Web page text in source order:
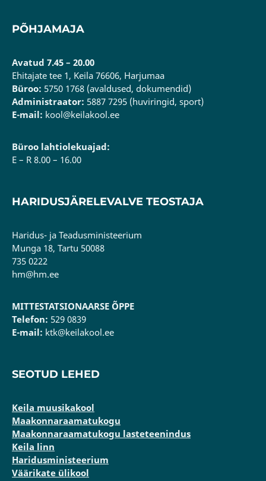
PÕHJAMAJA
Avatud 7.45 – 20.00
Ehitajate tee 1, Keila 76606, Harjumaa
Büroo: 5750 1768 (avaldused, dokumendid)
Administraator: 5887 7295 (huviringid, sport)
E-mail: kool@keilakool.ee
Büroo lahtiolekuajad:
E – R 8.00 – 16.00
HARIDUSJÄRELEVALVE TEOSTAJA
Haridus- ja Teadusministeerium
Munga 18, Tartu 50088
735 0222
hm@hm.ee
MITTESTATSIONAARSE ÕPPE
Telefon: 529 0839
E-mail: ktk@keilakool.ee
SEOTUD LEHED
Keila muusikakool
Maakonnaraamatukogu
Maakonnaraamatukogu lasteteenindus
Keila linn
Haridusministeerium
Väärikate ülikool